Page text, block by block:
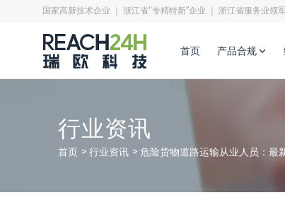
国家高新技术企业 ｜ 浙江省“专精特新”企业 ｜ 浙江省服务业领
首页 产品合规
行业资讯
首页 行业资讯 危险货物道路运输从业人员：最